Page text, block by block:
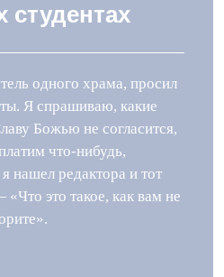
одного храма, просил
Я спрашиваю, какие
Божью не согласится,
что-нибудь,
нашел редактора и тот
это такое, как вам не